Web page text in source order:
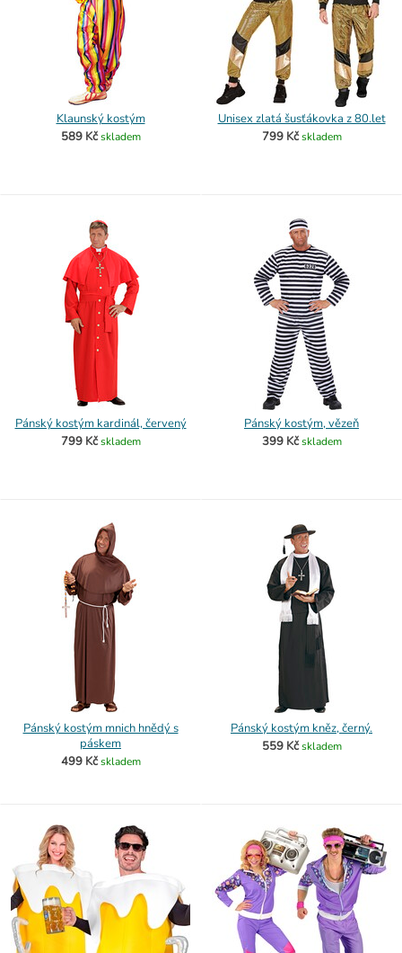
Klaunský kostým
589 Kč skladem
Unisex zlatá šusťákovka z 80.let
799 Kč skladem
Pánský kostým kardinál, červený
799 Kč skladem
Pánský kostým, vězeň
399 Kč skladem
Pánský kostým mnich hnědý s
páskem
499 Kč skladem
Pánský kostým kněz, černý.
559 Kč skladem